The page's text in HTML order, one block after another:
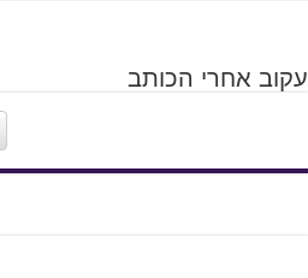
עקוב אחרי הכותב